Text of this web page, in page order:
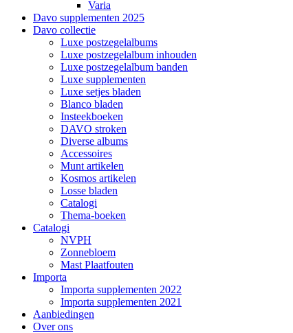
Varia
Davo supplementen 2025
Davo collectie
Luxe postzegelalbums
Luxe postzegelalbum inhouden
Luxe postzegelalbum banden
Luxe supplementen
Luxe setjes bladen
Blanco bladen
Insteekboeken
DAVO stroken
Diverse albums
Accessoires
Munt artikelen
Kosmos artikelen
Losse bladen
Catalogi
Thema-boeken
Catalogi
NVPH
Zonnebloem
Mast Plaatfouten
Importa
Importa supplementen 2022
Importa supplementen 2021
Aanbiedingen
Over ons